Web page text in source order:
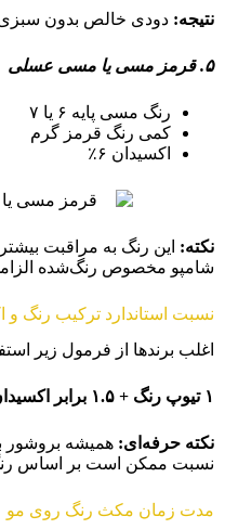
نتیجه: دودی خالص بدون
۵. قرمز مسی یا مسی عسلی
رنگ مسی پایه ۶ یا ۷
کمی رنگ قرمز گرم
اکسیدان ۶٪
نکته: این رنگ به مراقبت
شامپو مخصوص رنگ‌شده
نسبت استاندارد ترکیب رنگ و
اغلب برندها از فرمول زیر
۱ تیوپ رنگ + ۱.۵ برابر اکسیدان
نکته حرفه‌ای: همیشه بروشور
نسبت ممکن است بر اساس
مدت زمان مکث رنگ روی مو